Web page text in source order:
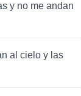
y no me andan
al cielo y las